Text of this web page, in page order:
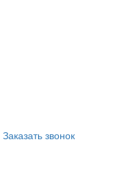
Заказать звонок